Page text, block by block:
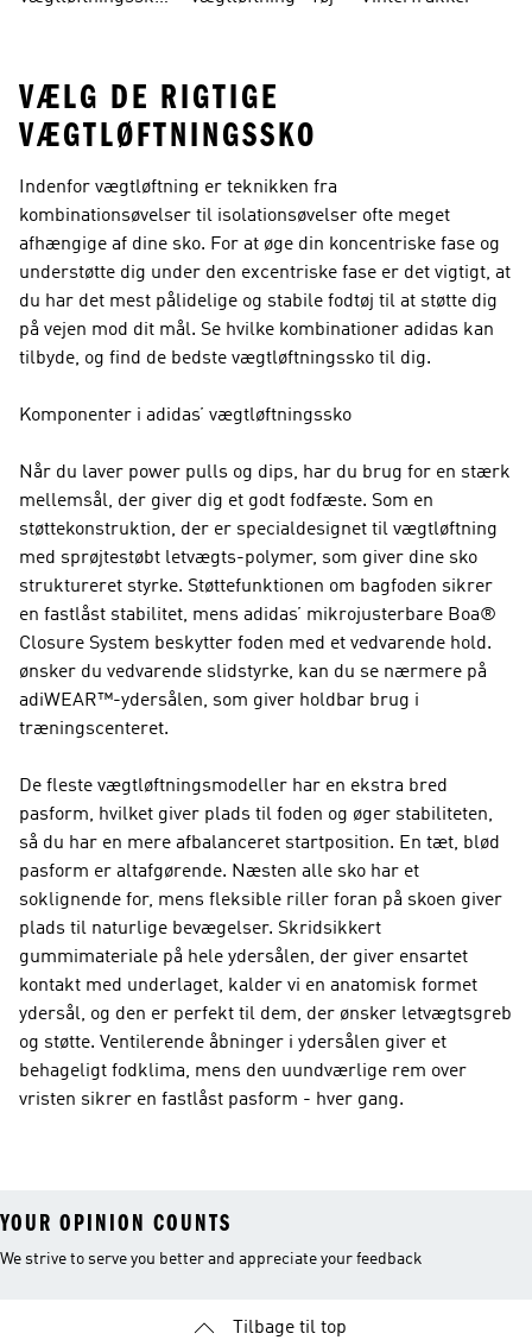
VÆLG DE RIGTIGE
VÆGTLØFTNINGSSKO
Indenfor vægtløftning er teknikken fra
kombinationsøvelser til isolationsøvelser ofte meget
afhængige af dine sko. For at øge din koncentriske fase og
understøtte dig under den excentriske fase er det vigtigt, at
du har det mest pålidelige og stabile fodtøj til at støtte dig
på vejen mod dit mål. Se hvilke kombinationer adidas kan
tilbyde, og find de bedste vægtløftningssko til dig.
Komponenter i adidas’ vægtløftningssko
Når du laver power pulls og dips, har du brug for en stærk
mellemsål, der giver dig et godt fodfæste. Som en
støttekonstruktion, der er specialdesignet til vægtløftning
med sprøjtestøbt letvægts-polymer, som giver dine sko
struktureret styrke. Støttefunktionen om bagfoden sikrer
en fastlåst stabilitet, mens adidas’ mikrojusterbare Boa®
Closure System beskytter foden med et vedvarende hold.
ønsker du vedvarende slidstyrke, kan du se nærmere på
adiWEAR™-ydersålen, som giver holdbar brug i
træningscenteret.
De fleste vægtløftningsmodeller har en ekstra bred
pasform, hvilket giver plads til foden og øger stabiliteten,
så du har en mere afbalanceret startposition. En tæt, blød
pasform er altafgørende. Næsten alle sko har et
soklignende for, mens fleksible riller foran på skoen giver
plads til naturlige bevægelser. Skridsikkert
gummimateriale på hele ydersålen, der giver ensartet
kontakt med underlaget, kalder vi en anatomisk formet
ydersål, og den er perfekt til dem, der ønsker letvægtsgreb
og støtte. Ventilerende åbninger i ydersålen giver et
behageligt fodklima, mens den uundværlige rem over
vristen sikrer en fastlåst pasform - hver gang.
YOUR OPINION COUNTS
We strive to serve you better and appreciate your feedback
Tilbage til top